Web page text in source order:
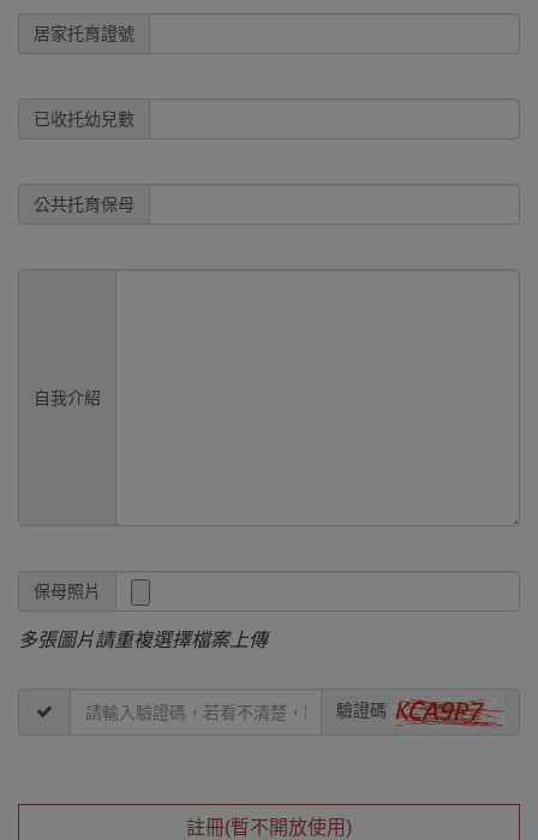
居家托育證號
已收托幼兒數
公共托育保母
自我介紹
保母照片
多張圖片請重複選擇檔案上傳
驗證碼
註冊(暫不開放使用)